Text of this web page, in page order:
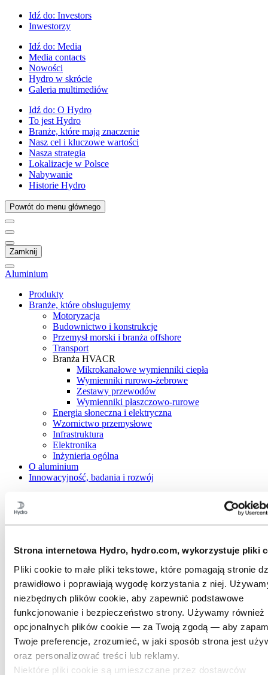
Strona internetowa Hydro, hydro.com, wykorzystuje pliki
Pliki cookie to małe pliki tekstowe, które pomagają stronie
prawidłowo i poprawiają wygodę korzystania z niej.
niezbędnych plików cookie, aby zapewnić podstawowe
funkcjonowanie i bezpieczeństwo strony. Używamy również
opcjonalnych plików cookie — za Twoją zgodą — aby
Twoje preferencje, zrozumieć, w jaki sposób strona jest
oraz personalizować treści lub reklamy.
Niektóre pliki cookie są umieszczane przez dostawców
Idź do: Investors
Inwestorzy
Idź do: Media
Media contacts
Nowości
Hydro w skrócie
Galeria multimediów
Idź do: O Hydro
To jest Hydro
Branże, które mają znaczenie
Nasz cel i kluczowe wartości
Nasza strategia
Lokalizacje w Polsce
Nabywanie
Historie Hydro
Powrót do menu głównego
Zamknij
Aluminium
Produkty
Branże, które obsługujemy
Motoryzacja
Budownictwo i konstrukcje
Przemysł morski i branża offshore
Transport
Branża HVACR
Mikrokanałowe wymienniki ciepła
Wymienniki rurowo-żebrowe
Zestawy przewodów
Wymienniki płaszczowo-rurowe
Energia słoneczna i elektryczna
Wzornictwo przemysłowe
Infrastruktura
Elektronika
Inżynieria ogólna
O aluminium
Innowacyjność, badania i rozwój
Aluminium w systemach HVACR nowej
Klimat naszej planety ociepla się, a społeczeństwa na całym świecie
osiągają coraz wyższy standard życia. Zastosowanie aluminium
pozwala spełnić zapotrzebowanie na świadome ekologicznie
systemy regulacji klimatu wewnętrznego.